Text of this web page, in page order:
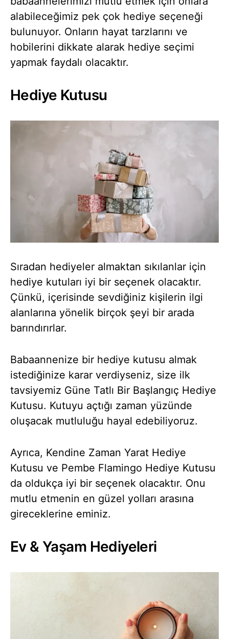
alabileceğimiz pek çok hediye seçeneği
bulunuyor. Onların hayat tarzlarını ve
hobilerini dikkate alarak hediye seçimi
yapmak faydalı olacaktır.
Hediye Kutusu
Sıradan hediyeler almaktan sıkılanlar için
hediye kutuları iyi bir seçenek olacaktır.
Çünkü, içerisinde sevdiğiniz kişilerin ilgi
alanlarına yönelik birçok şeyi bir arada
barındırırlar.
Babaannenize bir hediye kutusu almak
istediğinize karar verdiyseniz, size ilk
tavsiyemiz Güne Tatlı Bir Başlangıç Hediye
Kutusu. Kutuyu açtığı zaman yüzünde
oluşacak mutluluğu hayal edebiliyoruz.
Ayrıca, Kendine Zaman Yarat Hediye
Kutusu ve Pembe Flamingo Hediye Kutusu
da oldukça iyi bir seçenek olacaktır. Onu
mutlu etmenin en güzel yolları arasına
gireceklerine eminiz.
Ev & Yaşam Hediyeleri